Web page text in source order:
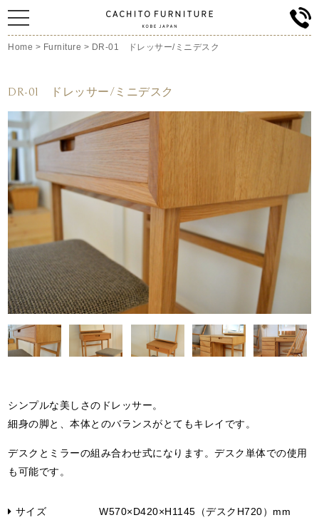
Home > Furniture > DR-01 ドレッサー/ミニデスク
DR-01 ドレッサー/ミニデスク
シンプルな美しさのドレッサー。
細身の脚と、本体とのバランスがとてもキレイです。
デスクとミラーの組み合わせ式になります。デスク単体での使用
も可能です。
サイズ
W570×D420×H1145（デスクH720）mm